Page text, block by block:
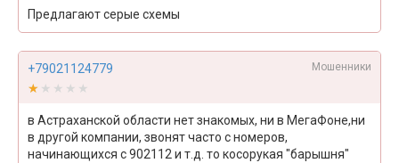
Предлагают серые схемы
+79021124779 Мошенники
★★★★★
★★★★★
в Астраханской области нет знакомых, ни в МегаФоне,ни
в другой компании, звонят часто с номеров,
начинающихся с 902112 и т.д. то косорукая "барышня"